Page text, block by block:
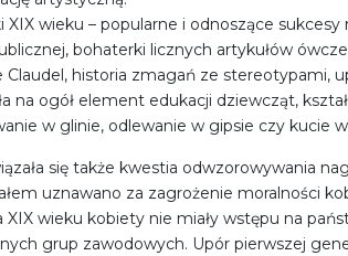
XIX wieku – popularne i odnoszące
bohaterki licznych artykułów
Claudel, historia zmagań ze stereotypami,
na ogół element edukacji dziewcząt,
w glinie, odlewanie w gipsie czy kucie
się także kwestia odwzorowywania
uznawano za zagrożenie moralności
XIX wieku kobiety nie miały wstępu na
grup zawodowych. Upór pierwszej